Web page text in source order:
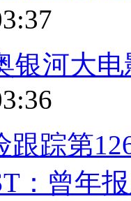
银河大
跟踪第
：曾年